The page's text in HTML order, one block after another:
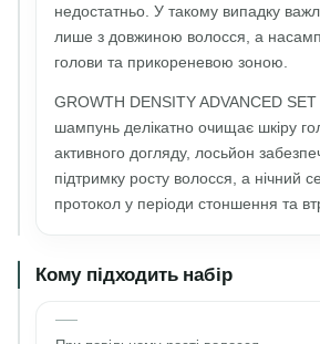
недостатньо. У такому випадку
лише з довжиною волосся, а
голови та прикореневою зоною.
GROWTH DENSITY ADVANCED
шампунь делікатно очищає шкіру
активного догляду, лосьйон
підтримку росту волосся, а нічний
протокол у періоди стоншення та
Кому підходить набір